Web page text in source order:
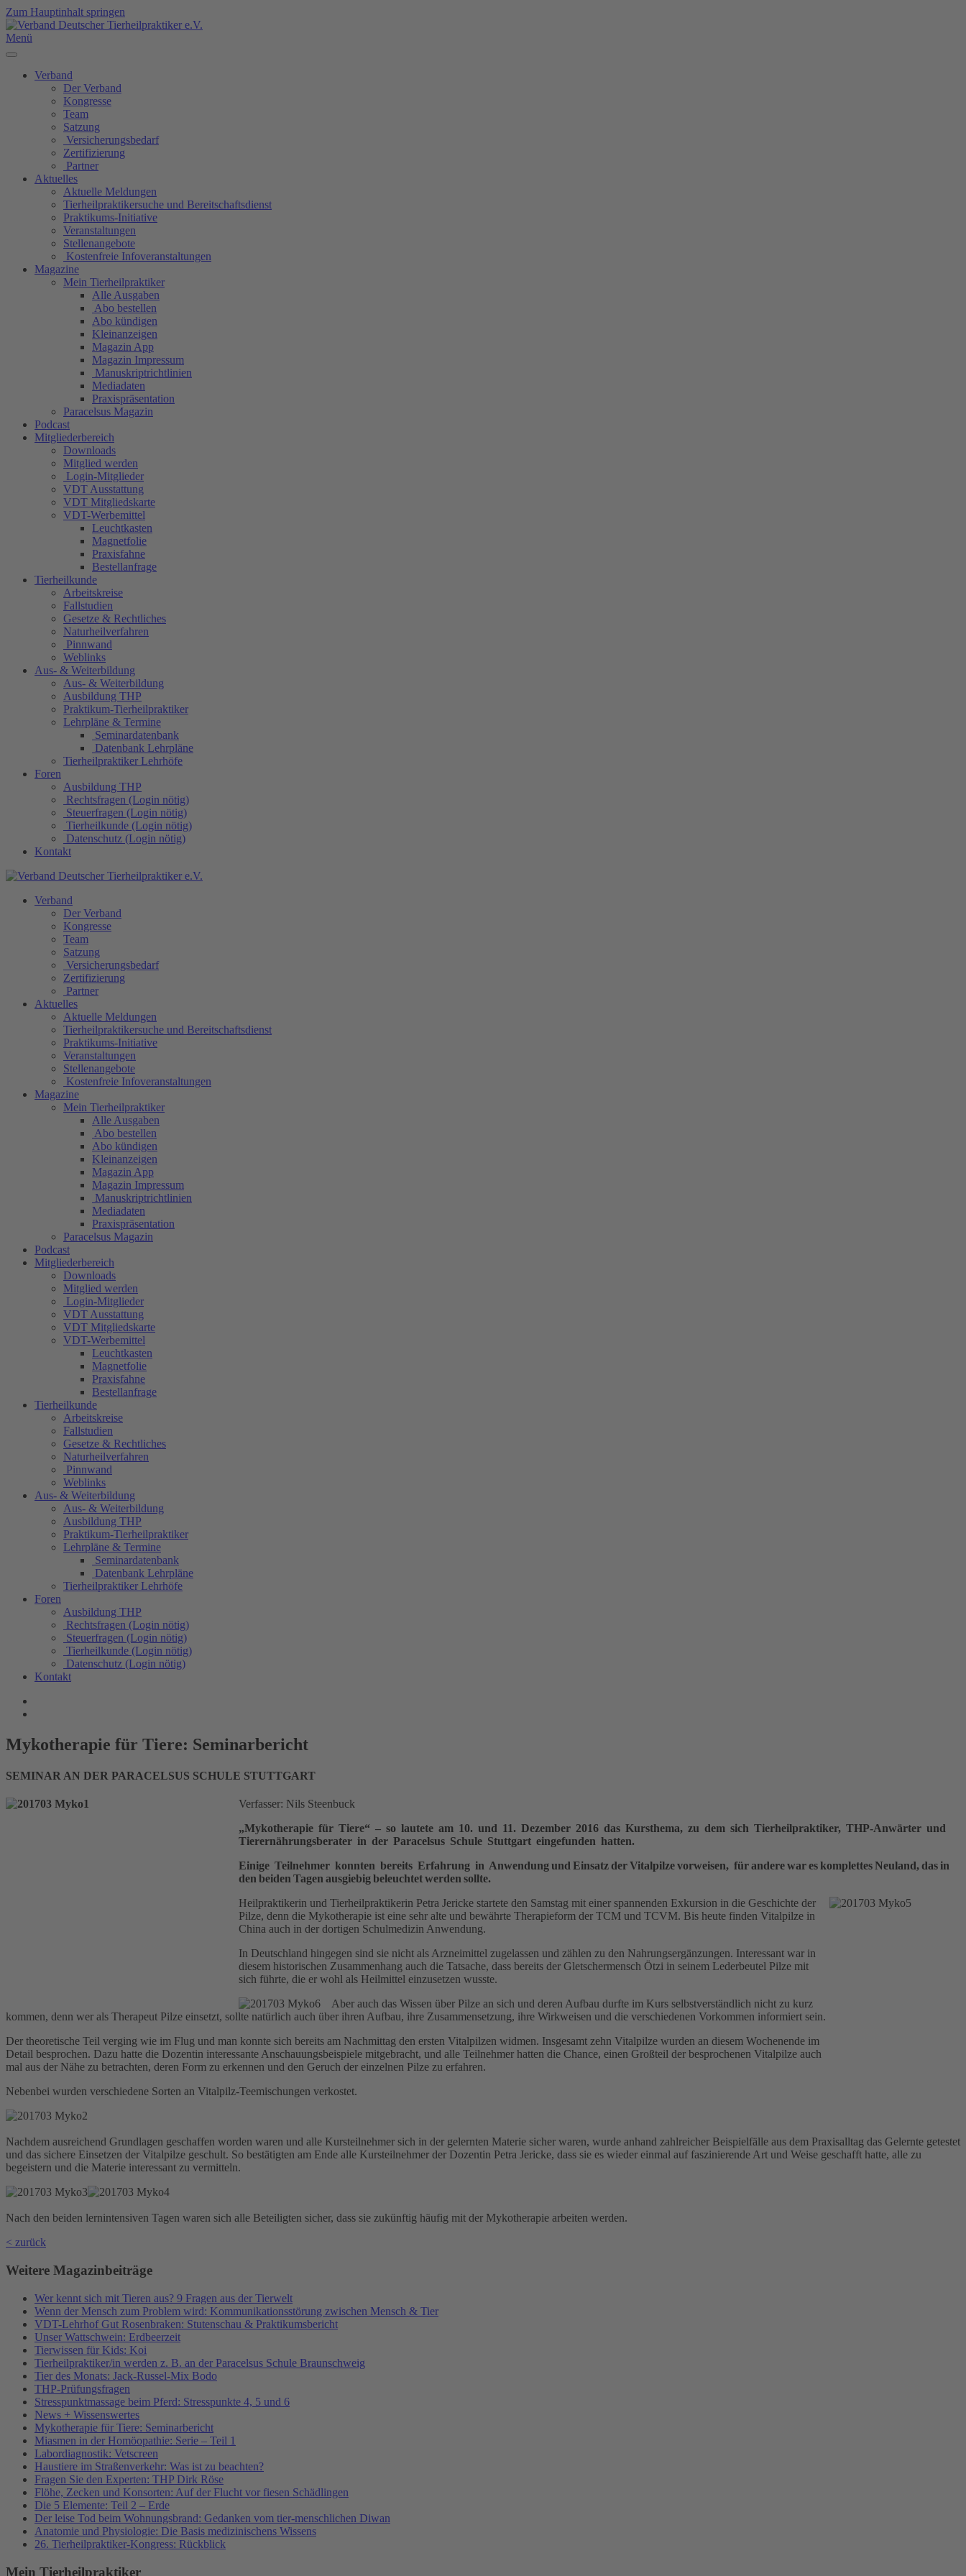
Zum Hauptinhalt springen
Menü
Verband
Der Verband
Kongresse
Team
Satzung
Versicherungsbedarf
Zertifizierung
Partner
Aktuelles
Aktuelle Meldungen
Tierheilpraktikersuche und Bereitschaftsdienst
Praktikums-Initiative
Veranstaltungen
Stellenangebote
Kostenfreie Infoveranstaltungen
Magazine
Mein Tierheilpraktiker
Alle Ausgaben
Abo bestellen
Abo kündigen
Kleinanzeigen
Magazin App
Magazin Impressum
Manuskriptrichtlinien
Mediadaten
Praxispräsentation
Paracelsus Magazin
Podcast
Mitgliederbereich
Downloads
Mitglied werden
Login-Mitglieder
VDT Ausstattung
VDT Mitgliedskarte
VDT-Werbemittel
Leuchtkasten
Magnetfolie
Praxisfahne
Bestellanfrage
Tierheilkunde
Arbeitskreise
Fallstudien
Gesetze & Rechtliches
Naturheilverfahren
Pinnwand
Weblinks
Aus- & Weiterbildung
Aus- & Weiterbildung
Ausbildung THP
Praktikum-Tierheilpraktiker
Lehrpläne & Termine
Seminardatenbank
Datenbank Lehrpläne
Tierheilpraktiker Lehrhöfe
Foren
Ausbildung THP
Rechtsfragen (Login nötig)
Steuerfragen (Login nötig)
Tierheilkunde (Login nötig)
Datenschutz (Login nötig)
Kontakt
Verband
Der Verband
Kongresse
Team
Satzung
Versicherungsbedarf
Zertifizierung
Partner
Aktuelles
Aktuelle Meldungen
Tierheilpraktikersuche und Bereitschaftsdienst
Praktikums-Initiative
Veranstaltungen
Stellenangebote
Kostenfreie Infoveranstaltungen
Magazine
Mein Tierheilpraktiker
Alle Ausgaben
Abo bestellen
Abo kündigen
Kleinanzeigen
Magazin App
Magazin Impressum
Manuskriptrichtlinien
Mediadaten
Praxispräsentation
Paracelsus Magazin
Podcast
Mitgliederbereich
Downloads
Mitglied werden
Login-Mitglieder
VDT Ausstattung
VDT Mitgliedskarte
VDT-Werbemittel
Leuchtkasten
Magnetfolie
Praxisfahne
Bestellanfrage
Tierheilkunde
Arbeitskreise
Fallstudien
Gesetze & Rechtliches
Naturheilverfahren
Pinnwand
Weblinks
Aus- & Weiterbildung
Aus- & Weiterbildung
Ausbildung THP
Praktikum-Tierheilpraktiker
Lehrpläne & Termine
Seminardatenbank
Datenbank Lehrpläne
Tierheilpraktiker Lehrhöfe
Foren
Ausbildung THP
Rechtsfragen (Login nötig)
Steuerfragen (Login nötig)
Tierheilkunde (Login nötig)
Datenschutz (Login nötig)
Kontakt
Mykotherapie für Tiere: Seminarbericht
SEMINAR AN DER PARACELSUS SCHULE STUTTGART
Verfasser: Nils Steenbuck
„Mykotherapie für Tiere“ – so lautete am 10. und 11. Dezember 2016 das Kursthema, zu dem sich Tierheilpraktiker, THP-Anwärter und
Tierernährungsberater in der Paracelsus Schule Stuttgart eingefunden hatten.
Einige Teilnehmer konnten bereits Erfahrung in Anwendung und Einsatz der Vitalpilze vorweisen, für andere war es komplettes Neuland, das in
den beiden Tagen ausgiebig beleuchtet werden sollte.
Heilpraktikerin und Tierheilpraktikerin Petra Jericke startete den Samstag mit einer spannenden Exkursion in die Geschichte der
Pilze, denn die Mykotherapie ist eine sehr alte und bewährte Therapieform der TCM und TCVM. Bis heute finden Vitalpilze in
China auch in der dortigen Schulmedizin Anwendung.
In Deutschland hingegen sind sie nicht als Arzneimittel zugelassen und zählen zu den Nahrungsergänzungen. Interessant war in
diesem historischen Zusammenhang auch die Tatsache, dass bereits der Gletschermensch Ötzi in seinem Lederbeutel Pilze mit
sich führte, die er wohl als Heilmittel einzusetzen wusste.
Aber auch das Wissen über Pilze an sich und deren Aufbau durfte im Kurs selbstverständlich nicht zu kurz
kommen, denn wer als Therapeut Pilze einsetzt, sollte natürlich auch über ihren Aufbau, ihre Zusammensetzung, ihre Wirkweisen und die verschiedenen Vorkommen informiert sein.
Der theoretische Teil verging wie im Flug und man konnte sich bereits am Nachmittag den ersten Vitalpilzen widmen. Insgesamt zehn Vitalpilze wurden an diesem Wochenende im
Detail besprochen. Dazu hatte die Dozentin interessante Anschauungsbeispiele mitgebracht, und alle Teilnehmer hatten die Chance, einen Großteil der besprochenen Vitalpilze auch
mal aus der Nähe zu betrachten, deren Form zu erkennen und den Geruch der einzelnen Pilze zu erfahren.
Nebenbei wurden verschiedene Sorten an Vitalpilz-Teemischungen verkostet.
Nachdem ausreichend Grundlagen geschaffen worden waren und alle Kursteilnehmer sich in der gelernten Materie sicher waren, wurde anhand zahlreicher Beispielfälle aus dem Praxisalltag das Gelernte getestet
und das sichere Einsetzen der Vitalpilze geschult. So bestätigten am Ende alle Kursteilnehmer der Dozentin Petra Jericke, dass sie es wieder einmal auf faszinierende Art und Weise geschafft hatte, alle zu
begeistern und die Materie interessant zu vermitteln.
Nach den beiden lernintensiven Tagen waren sich alle Beteiligten sicher, dass sie zukünftig häufig mit der Mykotherapie arbeiten werden.
< zurück
Weitere Magazinbeiträge
Wer kennt sich mit Tieren aus? 9 Fragen aus der Tierwelt
Wenn der Mensch zum Problem wird: Kommunikationsstörung zwischen Mensch & Tier
VDT-Lehrhof Gut Rosenbraken: Stutenschau & Praktikumsbericht
Unser Wattschwein: Erdbeerzeit
Tierwissen für Kids: Koi
Tierheilpraktiker/in werden z. B. an der Paracelsus Schule Braunschweig
Tier des Monats: Jack-Russel-Mix Bodo
THP-Prüfungsfragen
Stresspunktmassage beim Pferd: Stresspunkte 4, 5 und 6
News + Wissenswertes
Mykotherapie für Tiere: Seminarbericht
Miasmen in der Homöopathie: Serie – Teil 1
Labordiagnostik: Vetscreen
Haustiere im Straßenverkehr: Was ist zu beachten?
Fragen Sie den Experten: THP Dirk Röse
Flöhe, Zecken und Konsorten: Auf der Flucht vor fiesen Schädlingen
Die 5 Elemente: Teil 2 – Erde
Der leise Tod beim Wohnungsbrand: Gedanken vom tier-menschlichen Diwan
Anatomie und Physiologie: Die Basis medizinischens Wissens
26. Tierheilpraktiker-Kongress: Rückblick
Mein Tierheilpraktiker